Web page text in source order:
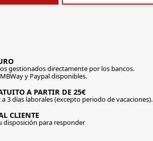
gestionados directamente por los bancos.
y Paypal disponibles.
A PARTIR DE 25€
3 días laborales (excepto periodo de vacaciones).
CLIENTE
disposición para responder